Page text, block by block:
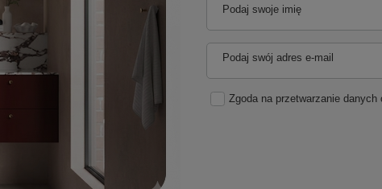
Podaj swoje imię
Podaj swój adres e-mail
Zgoda na przetwarzanie danych